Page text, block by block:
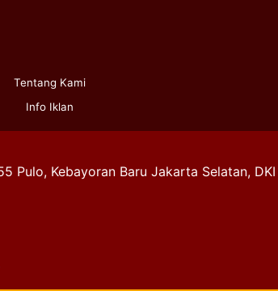
Tentang Kami
Info Iklan
Pulo, Kebayoran Baru Jakarta Selatan,